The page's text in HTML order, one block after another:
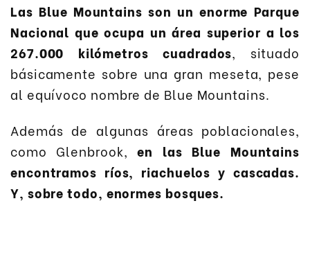
Las Blue Mountains son un enorme Parque
Nacional que ocupa un área superior a los
267.000 kilómetros cuadrados, situado
básicamente sobre una gran meseta, pese
al equívoco nombre de Blue Mountains.
Además de algunas áreas poblacionales,
como Glenbrook,en las Blue Mountains
encontramos ríos, riachuelos y cascadas.
Y, sobre todo, enormes bosques.